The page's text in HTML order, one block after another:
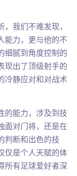
我们不难发现，
能力，更与他的不
细腻到角度控制的
现出了顶级射手的
冷静应对和对战术
的能力，涉及到技
面对门将，还是在
判断和出色的技
仅是个人天赋的体
所有足球爱好者深